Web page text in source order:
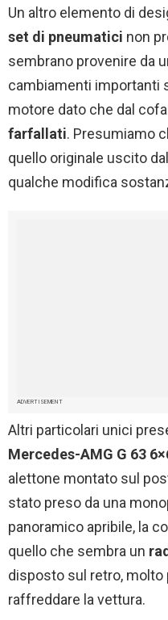
Un altro elemento di
set di pneumatici non
sembrano provenire da
cambiamenti importanti
motore dato che dal
farfallati. Presumiamo
quello originale uscito
qualche modifica
ADVERTISEMENT
Altri particolari unici
Mercedes-AMG G 63
alettone montato sul
stato preso da una
panoramico apribile, la
quello che sembra un
disposto sul retro, molto
raffreddare la vettura.